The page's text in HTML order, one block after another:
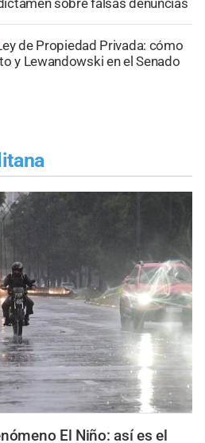
de Propiedad Privada: cómo
y Lewandowski en el Senado
El Niño: así es el